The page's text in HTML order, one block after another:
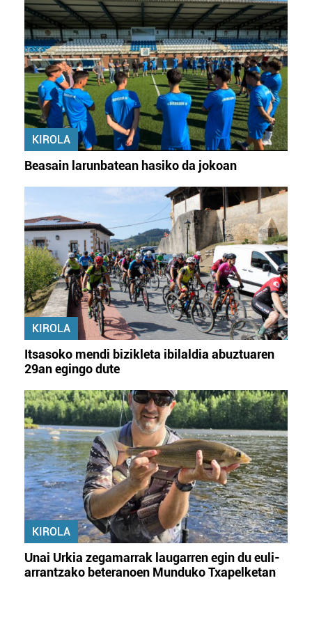
Bazkide batzuek ez dizute baimenik eskatzen, eta beren
interes komertzial legitimoetan babesten dira. Ikusi gure
bazkideen zerrenda, beren ustez zein helburutarako
duten interes legitimoa eta horren aurka nola egin
dezakezun ikusteko.
Lortu zure datu pertsonalak prozesatzeko moduari
buruzko informazio gehiago eta ezarri zure lehentasunak
zure baimena Cookieen adierazpenean.
Webgune honek cookie propioak eta hirugarrenen cookie-
fitxategiak erabiltzen ditu. Zure esperientzia eta
zerbitzuak hobetzeko asmoz, cookie teknologiaz
baliatzen gara. Ohar hau onartuz gero, teknologia hori
erabiltzeko baimen esplizitua ematen diguzu.Gehiago
irakurri
KIROLA
Beasain larunbatean hasiko da jokoan
KIROLA
Itsasoko mendi bizikleta ibilaldia abuztuaren
29an egingo dute
KIROLA
Unai Urkia zegamarrak laugarren egin du euli-
arrantzako beteranoen Munduko Txapelketan